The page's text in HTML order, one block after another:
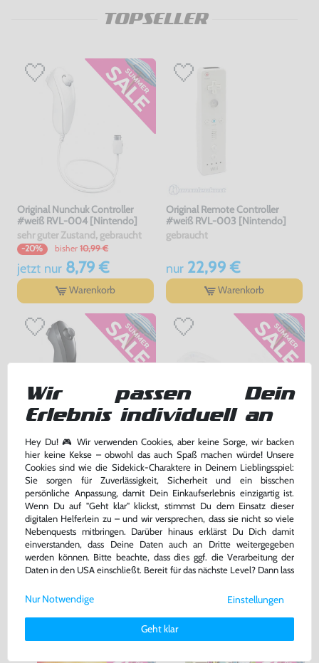
TOPSELLER
Original Nunchuk Controller
#weiß RVL-004 [Nintendo]
sehr guter Zustand, gebraucht
-20% bisher 10,99 €
jetzt nur8,79 €
Warenkorb
Original Remote Controller
#weiß RVL-003 [Nintendo]
gebraucht
nur22,99 €
Warenkorb
Original Nunchuk Controller
#schwarz [Nintendo]
sehr guter Zustand, gebraucht
nur12,99 €
Warenkorb
Original Schutzhülle / Skin /
Sleeve / Cover für Remote
#transp.
gebraucht
-60% bisher 0,99 €
jetzt nur0,40 €
Warenkorb
DAS HABEN ANDERE DAZU
Wir passen Dein
Erlebnis individuell an
Hey Du! 🎮 Wir verwenden Cookies, aber keine Sorge, wir backen
hier keine Kekse – obwohl das auch Spaß machen würde! Unsere
Cookies sind wie die Sidekick-Charaktere in Deinem Lieblingsspiel:
Sie sorgen für Zuverlässigkeit, Sicherheit und ein bisschen
persönliche Anpassung, damit Dein Einkaufserlebnis einzigartig ist.
Wenn Du auf "Geht klar" klickst, stimmst Du dem Einsatz dieser
digitalen Helferlein zu – und wir versprechen, dass sie nicht so viele
Nebenquests mitbringen. Darüber hinaus erklärst Du Dich damit
einverstanden, dass Deine Daten auch an Dritte weitergegeben
werden können. Bitte beachte, dass dies ggf. die Verarbeitung der
Daten in den USA einschließt. Bereit für das nächste Level? Dann lass
Weitere Informationen zu den von uns verwendeten Cookies und
Deinen Rechten als Nutzer findest Du in unsererDaten­schutz­
Impressum.
Einstellungen
Geht klar
Nur Notwendige